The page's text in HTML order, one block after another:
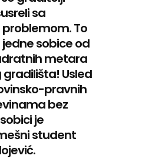
sa
To
sobice od
metara
Usled
pravnih
bez
je
student